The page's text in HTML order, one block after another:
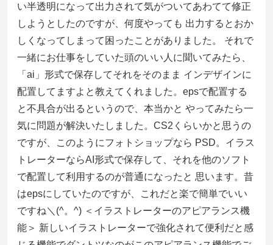
い半透明になって出力されて気がついてあわてて修正
しようとしたのですが、何度やっても 出力するとおか
しくなってしまって困ったことがありました。 それで
一緒にお仕事をしていた頭のいい人に聞いてみたら、
「ai」形式で保存してそれをそのまま インデザインに
配置してますよと教えてくれました。epsで配置する
と不具合が出るというので、本当かと やってみたら一
気に問題が解決いたしました。CS2くらいかと思うの
ですが、このようにフォトショップなら PSD。イラス
トレーターならAI形式で保存して、それを他のソフト
で配置して利用するのが普通になったと 思います。昔
はepsにしていたのですが、これだと楽で簡単でいい
ですね＼(^。^) ＜イラストレーターのアピアランス機
能＞ 新しいイラストレーターで強化されて便利だと感